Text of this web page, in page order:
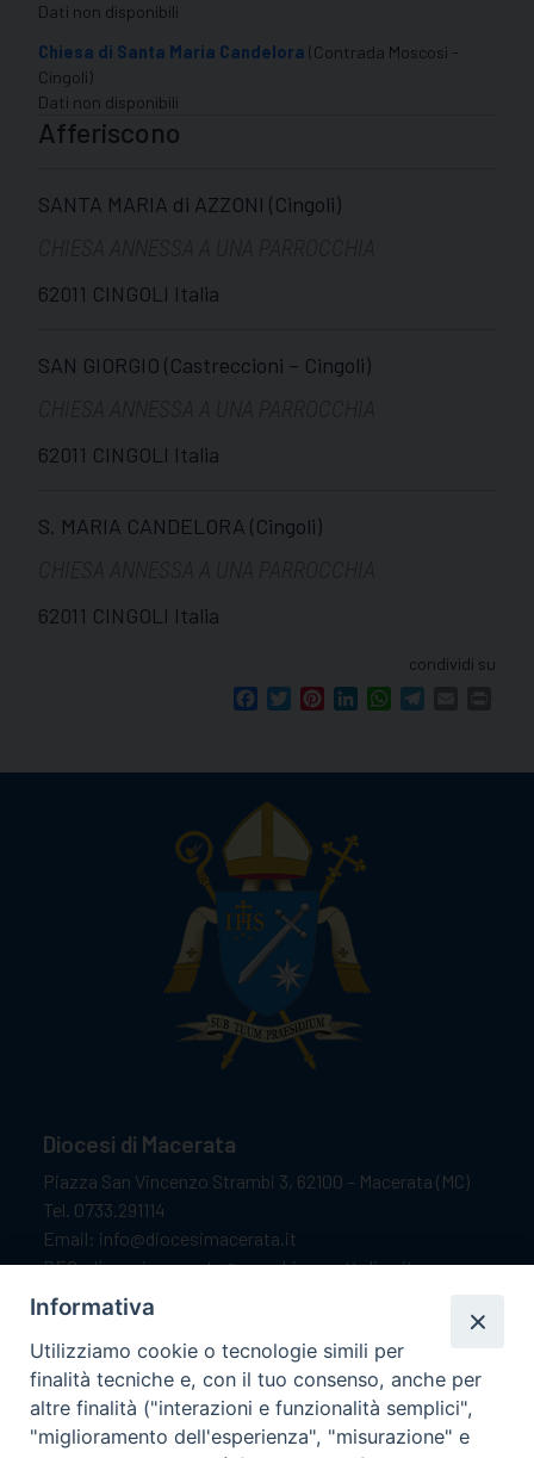
Dati non disponibili
Chiesa di Santa Maria Candelora (Contrada Moscosi -
Cingoli)
Dati non disponibili
Afferiscono
SANTA MARIA di AZZONI (Cingoli)
62011 CINGOLI Italia
SAN GIORGIO (Castreccioni – Cingoli)
62011 CINGOLI Italia
S. MARIA CANDELORA (Cingoli)
62011 CINGOLI Italia
condividi su
FacebookTwitterPinterestLinkedInWhatsApp
Diocesi di Macerata
Piazza San Vincenzo Strambi 3, 62100 – Macerata (MC)
Tel. 0733.291114
Email: info@diocesimacerata.it
PEC: diocesimacerata@pec.chiesacattolica.it
Comunicazioni urgenti WhatsApp:
Orari di apertura
Dal lunedì al sabato dalle 9.30 alle 12.00.
Informativa
Utilizziamo cookie o tecnologie simili per
finalità tecniche e, con il tuo consenso, anche per
altre finalità ("interazioni e funzionalità semplici",
"miglioramento dell'esperienza", "misurazione" e